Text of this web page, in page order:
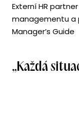
Externí HR
managementu a
Manager’s Guide
„Každá